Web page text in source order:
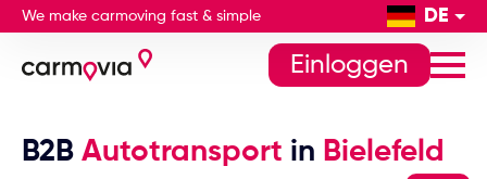
We make carmoving fast & simple DE
Einloggen
B2B Autotransport in Bielefeld